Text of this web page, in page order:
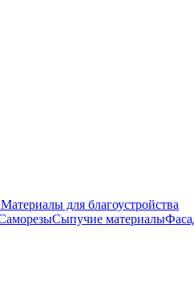
Материалы для благоустройства
Сыпучие материалы